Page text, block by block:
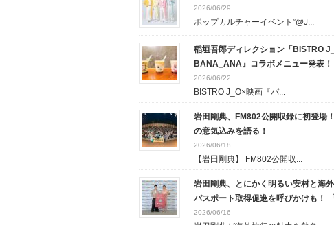
2026/06/29
ポップカルチャーイベント”@J...
稲垣吾郎ディレクション「BISTRO
BANA_ANA』コラボメニュー発表！
2026/06/22
BISTRO J_O×映画『バ...
岩田剛典、FM802公開収録に初登場
の意気込みを語る！
2026/06/18
【岩田剛典】 FM802公開収...
岩田剛典、とにかく明るい安村と海
パスポート取得促進を呼びかけも！
2026/06/16